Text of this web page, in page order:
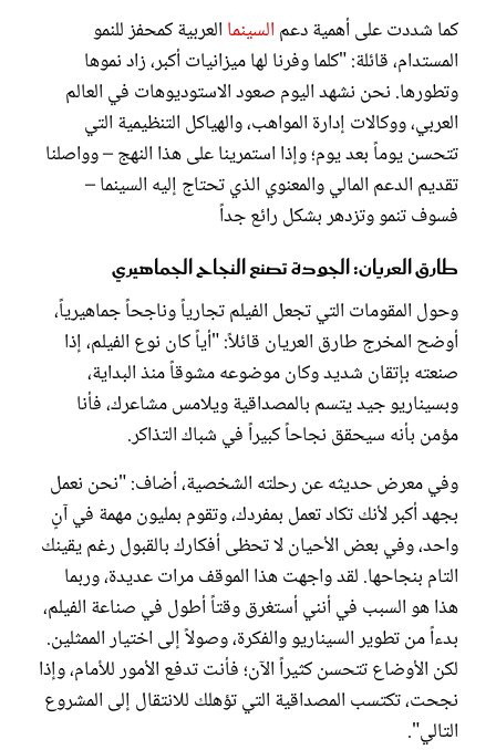
كما شددت على أهمية دعم السينما العربية كمحفز للنمو
المستدام، قائلة: "كلما وفرنا لها ميزانيات أكبر، زاد نموها
وتطورها. نحن نشهد اليوم صعود الاستوديوهات في العالم
العربي، ووكالات إدارة المواهب، والهياكل التنظيمية التي
تتحسن يوماً بعد يوم؛ وإذا استمرينا على هذا النهج – وواصلنا
تقديم الدعم المالي والمعنوي الذي تحتاج إليه السينما –
فسوف تنمو وتزدهر بشكل رائع جداً
طارق العريان: الجودة تصنع النجاح الجماهيري
وحول المقومات التي تجعل الفيلم تجارياً وناجحاً جماهيرياً،
أوضح المخرج طارق العريان قائلاً: "أياً كان نوع الفيلم، إذا
صنعته بإتقان شديد وكان موضوعه مشوقاً منذ البداية،
وبسيناريو جيد يتسم بالمصداقية ويلامس مشاعرك، فأنا
مؤمن بأنه سيحقق نجاحاً كبيراً في شباك التذاكر.
وفي معرض حديثه عن رحلته الشخصية، أضاف: "نحن نعمل
بجهد أكبر لأنك تكاد تعمل بمفردك، وتقوم بمليون مهمة في آنٍ
واحد، وفي بعض الأحيان لا تحظى أفكارك بالقبول رغم يقينك
التام بنجاحها. لقد واجهت هذا الموقف مرات عديدة، وربما
هذا هو السبب في أنني أستغرق وقتاً أطول في صناعة الفيلم،
بدءاً من تطوير السيناريو والفكرة، وصولاً إلى اختيار الممثلين.
لكن الأوضاع تتحسن كثيراً الآن؛ فأنت تدفع الأمور للأمام، وإذا
نجحت، تكتسب المصداقية التي تؤهلك للانتقال إلى المشروع
التالي".